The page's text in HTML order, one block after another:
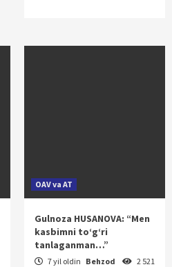
OAV va AT
Gulnoza HUSANOVA: “Men
kasbimni to‘g‘ri
tanlaganman…”
7 yil oldin Behzod 2 521